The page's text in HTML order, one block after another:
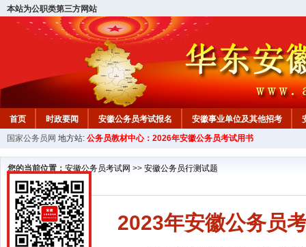
本站为公职类第三方网站
首页 时政要闻 安徽公务员考试报名 安徽事业单位及其他招考
安徽公务员行测试题 在线咨询 教材中心
国家公务员网 地方站: 公务员教材中心：2026年安徽公务员考试用书
您的当前位置： 安徽公务员考试网 >> 安徽公务员行测试题
2023年安徽公务员